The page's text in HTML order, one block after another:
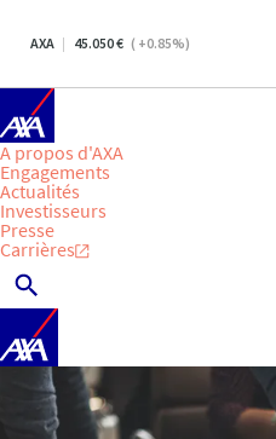
AXA 45.050 ( +0.85%)
A propos d'AXA
Engagements
Actualités
Investisseurs
Presse
Carrières